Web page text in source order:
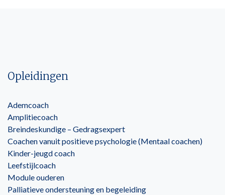
Opleidingen
Ademcoach
Amplitiecoach
Breindeskundige – Gedragsexpert
Coachen vanuit positieve psychologie (Mentaal coachen)
Kinder-jeugd coach
Leefstijlcoach
Module ouderen
Palliatieve ondersteuning en begeleiding